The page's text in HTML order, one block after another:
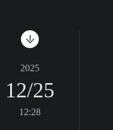
2025
12/25
12:28